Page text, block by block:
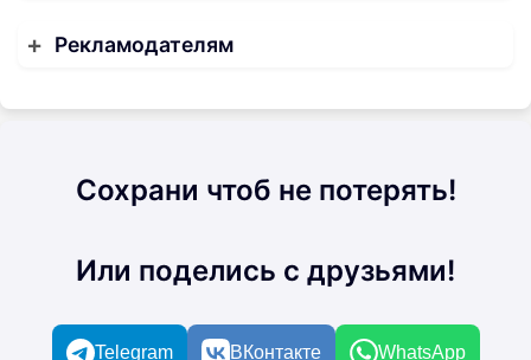
Рекламодателям
Сохрани чтоб не потерять!
Или поделись с друзьями!
Telegram ВКонтакте WhatsApp